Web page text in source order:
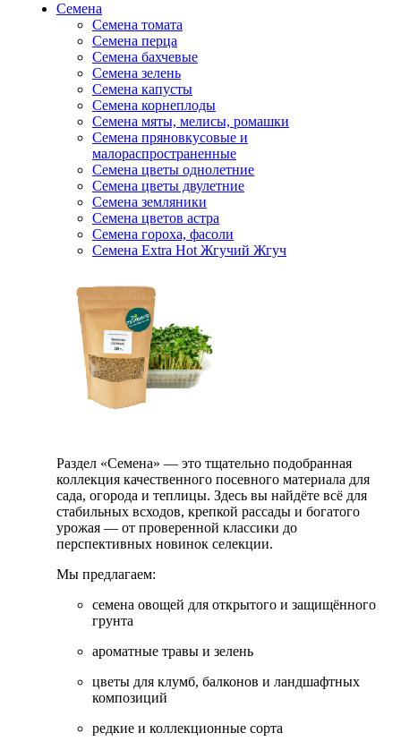
Семена
Семена томата
Семена перца
Семена бахчевые
Семена зелень
Семена капусты
Семена корнеплоды
Семена мяты, мелисы, ромашки
Семена пряновкусовые и
малораспространенные
Семена цветы однолетние
Семена цветы двулетние
Семена земляники
Семена цветов астра
Семена гороха, фасоли
Семена Extra Hot Жгучий Жгуч
Раздел «Семена» — это тщательно подобранная
коллекция качественного посевного материала для
сада, огорода и теплицы. Здесь вы найдёте всё для
стабильных всходов, крепкой рассады и богатого
урожая — от проверенной классики до
перспективных новинок селекции.
Мы предлагаем:
семена овощей для открытого и защищённого
грунта
ароматные травы и зелень
цветы для клумб, балконов и ландшафтных
композиций
редкие и коллекционные сорта